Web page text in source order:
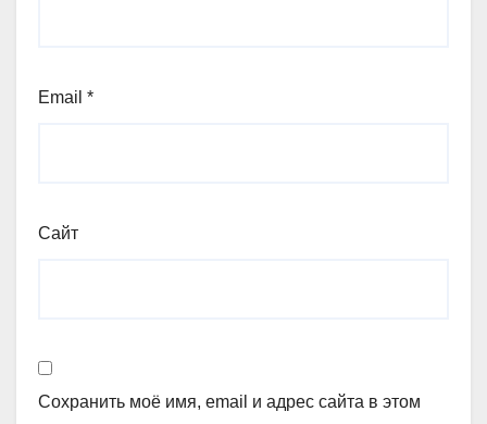
Email *
Сайт
Сохранить моё имя, email и адрес сайта в этом